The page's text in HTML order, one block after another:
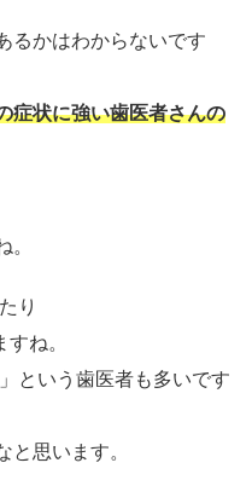
るかはわからないです
症状に強い歯医者さんの
。
り
ね。
という歯医者も多いです
と思います。